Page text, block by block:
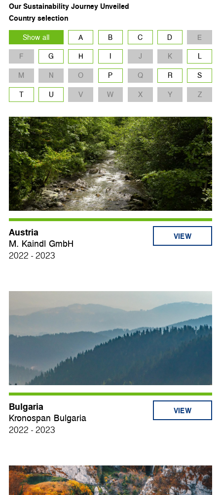
Our Sustainability Journey Unveiled
Country selection
Show all
A B C D
E
F
G H I J K
L
M
N O P Q R
S
T
U V W X Y Z
Austria
M. Kaindl GmbH
2022 - 2023
VIEW
Bulgaria
Kronospan Bulgaria
2022 - 2023
VIEW